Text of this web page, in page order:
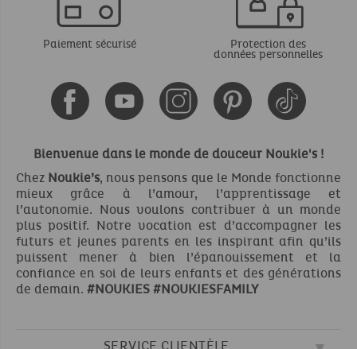
Paiement sécurisé Protection des
données personnelles
Bienvenue dans le monde de douceur Noukie's !
Chez Noukie’s, nous pensons que le Monde fonctionne
mieux grâce à l’amour, l’apprentissage et
l’autonomie. Nous voulons contribuer à un monde
plus positif. Notre vocation est d’accompagner les
futurs et jeunes parents en les inspirant afin qu’ils
puissent mener à bien l’épanouissement et la
confiance en soi de leurs enfants et des générations
de demain. #NOUKIES #NOUKIESFAMILY
SERVICE CLIENTÈLE